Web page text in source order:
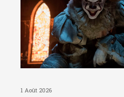
1 Août 2026